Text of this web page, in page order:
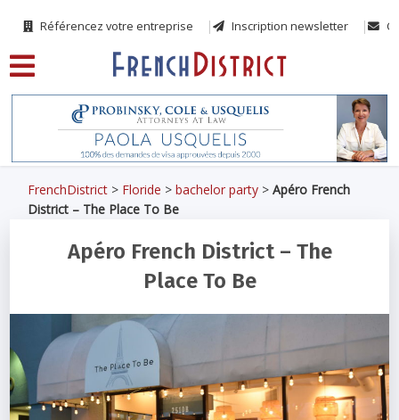
Référencez votre entreprise Inscription newsletter
FrenchDistrict > Floride >bachelor party >Apéro French
District – The Place To Be
Apéro French District – The
Place To Be